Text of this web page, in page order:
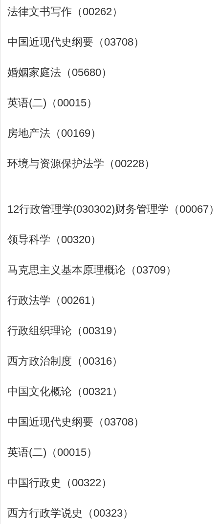
法律文书写作（00262）
中国近现代史纲要（03708）
婚姻家庭法（05680）
英语(二)（00015）
房地产法（00169）
环境与资源保护法学（00228）
12行政管理学(030302)财务管理学（00067）
领导科学（00320）
马克思主义基本原理概论（03709）
行政法学（00261）
行政组织理论（00319）
西方政治制度（00316）
中国文化概论（00321）
中国近现代史纲要（03708）
英语(二)（00015）
中国行政史（00322）
西方行政学说史（00323）